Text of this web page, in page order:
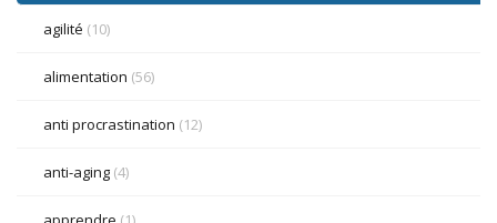
agilité (10)
alimentation (56)
anti procrastination (12)
anti-aging (4)